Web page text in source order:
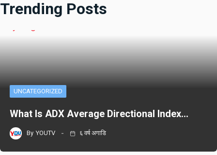
Trending Posts
UNCATEGORIZED
What Is ADX Average Directional Index…
By YOUTV ६ वर्ष अगाडि